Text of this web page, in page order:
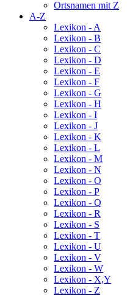
Ortsnamen mit Z
A-Z
Lexikon - A
Lexikon - B
Lexikon - C
Lexikon - D
Lexikon - E
Lexikon - F
Lexikon - G
Lexikon - H
Lexikon - I
Lexikon - J
Lexikon - K
Lexikon - L
Lexikon - M
Lexikon - N
Lexikon - O
Lexikon - P
Lexikon - Q
Lexikon - R
Lexikon - S
Lexikon - T
Lexikon - U
Lexikon - V
Lexikon - W
Lexikon - X,Y
Lexikon - Z